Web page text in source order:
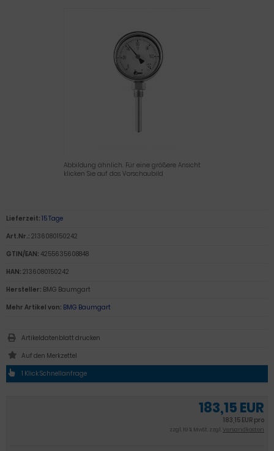
Abbildung ähnlich. Für eine größere Ansicht
klicken Sie auf das Vorschaubild
183,15 EUR
183,15 EUR pro
zzgl. 19 % MwSt. zzgl.Versandkosten
Lieferzeit: 15 Tage
Art.Nr.: 2136080150242
GTIN/EAN: 4255635608848
HAN: 2136080150242
Hersteller: BMG Baumgart
Mehr Artikel von: BMG Baumgart
Artikeldatenblatt drucken
1 Klick Schnellanfrage